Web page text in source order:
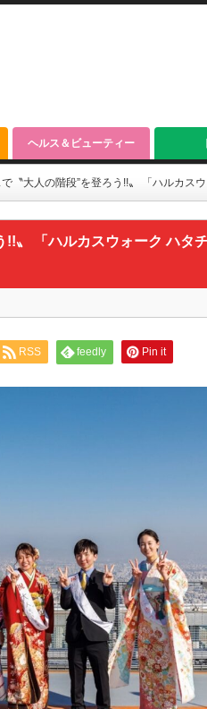
ヘルス＆ビューティー
〝大人の階段”を登ろう!!〟 「ハルカス
!!〟 「ハルカスウォーク ハタ
RSS feedly Pin it